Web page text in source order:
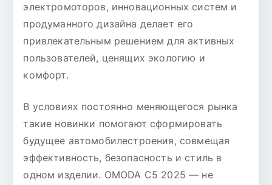
электромоторов, инновационных систем и
продуманного дизайна делает его
привлекательным решением для активных
пользователей, ценящих экологию и
комфорт.
В условиях постоянно меняющегося рынка
такие новинки помогают сформировать
будущее автомобилестроения, совмещая
эффективность, безопасность и стиль в
одном изделии. OMODA C5 2025 — не